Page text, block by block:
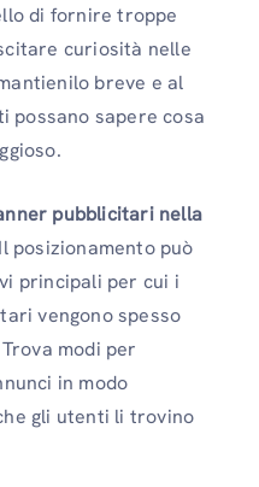
di fornire troppe
curiosità nelle
breve e al
possano sapere cosa
pubblicitari nella
Il posizionamento può
principali per cui i
vengono spesso
modi per
in modo
gli utenti li trovino